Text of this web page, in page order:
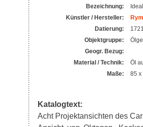
Bezeichnung:
Künstler / Hersteller:
Datierung:
Objektgruppe:
Geogr. Bezug:
Material / Technik:
Öl
Maße:
85 x
Katalogtext:
Acht Projektansichten des